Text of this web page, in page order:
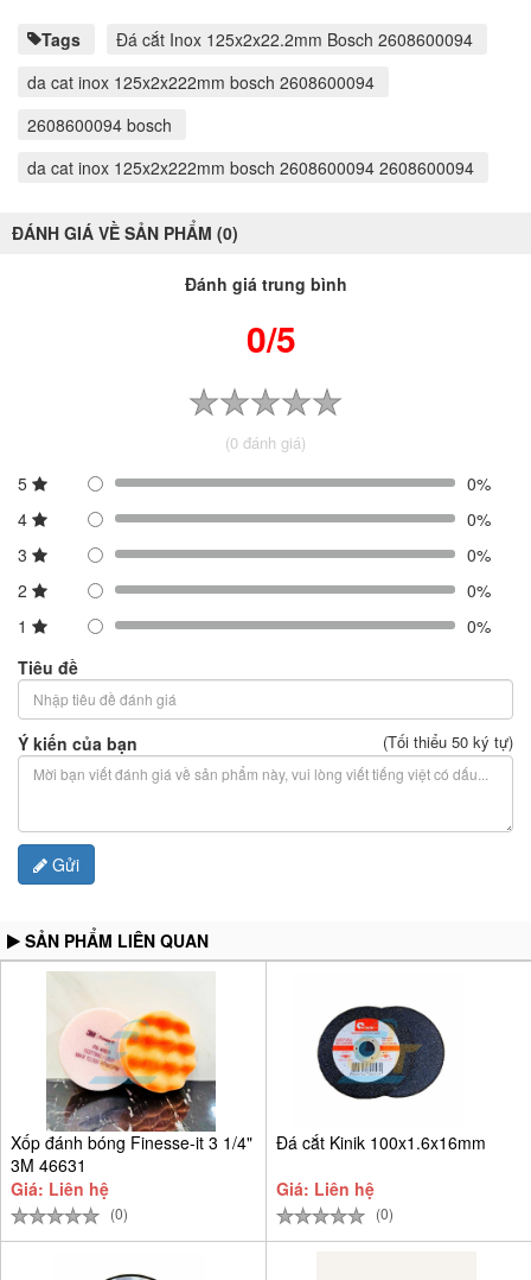
Tags
Đá cắt Inox 125x2x22.2mm Bosch 2608600094
da cat inox 125x2x222mm bosch 2608600094
2608600094 bosch
da cat inox 125x2x222mm bosch 2608600094 2608600094
ĐÁNH GIÁ VỀ SẢN PHẨM (0)
Đánh giá trung bình
0/5
(0 đánh giá)
5
0%
4
0%
3
0%
2
0%
1
0%
Tiêu đề
Ý kiến của bạn (Tối thiểu 50 ký tự)
Gửi
SẢN PHẨM LIÊN QUAN
Xốp đánh bóng Finesse-it 3 1/4"
3M 46631
Giá: Liên hệ
(0)
Đá cắt Kinik 100x1.6x16mm
Giá: Liên hệ
(0)